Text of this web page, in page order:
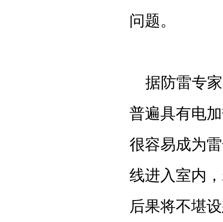
问题。
据防雷专家
普遍具有电
很容易成为
线进入室内
后果将不堪